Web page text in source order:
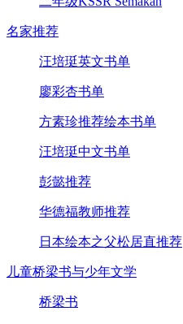
名家推荐
汪培珽英文书单
廖彩杏书单
方素珍推荐绘本书单
汪培珽中文书单
彭懿推荐
华德福教师推荐
日本绘本之父松居直推荐
儿童桥梁书与少年文学
桥梁书